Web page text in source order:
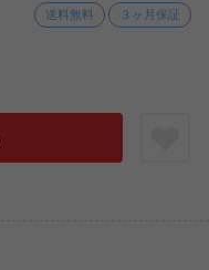
送料無料 ３ヶ月保証